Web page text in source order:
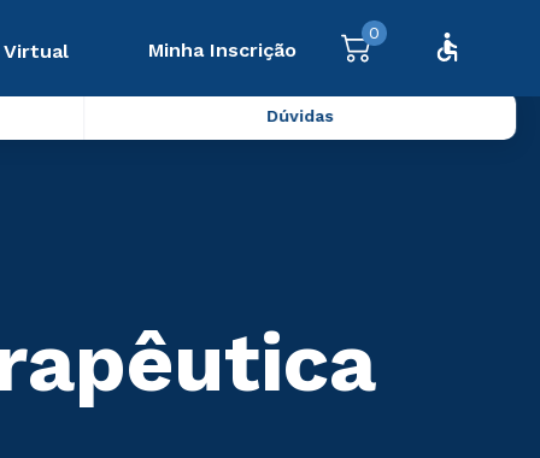
Virtual Minha Inscrição
0
Dúvidas